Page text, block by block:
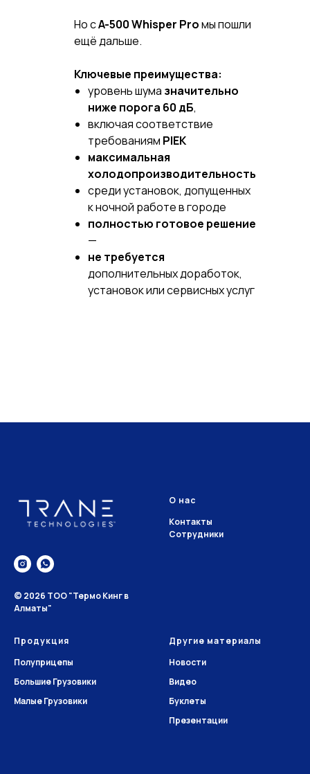
Но сA-500 Whisper Proмы пошли
ещё дальше.
Ключевые преимущества:
уровень шума значительно
ниже порога 60 дБ,
включая соответствие
требованиям PIEK
максимальная
холодопроизводительность
среди установок, допущенных
к ночной работе в городе
полностью готовое решение
—
не требуется
дополнительных доработок,
установок или сервисных услуг
© 2026 ТОО "Термо Кинг в
Алматы"
О нас
Контакты
Сотрудники
Продукция
Полуприцепы
Большие Грузовики
Малые Грузовики
Другие материалы
Новости
Видео
Буклеты
Презентации